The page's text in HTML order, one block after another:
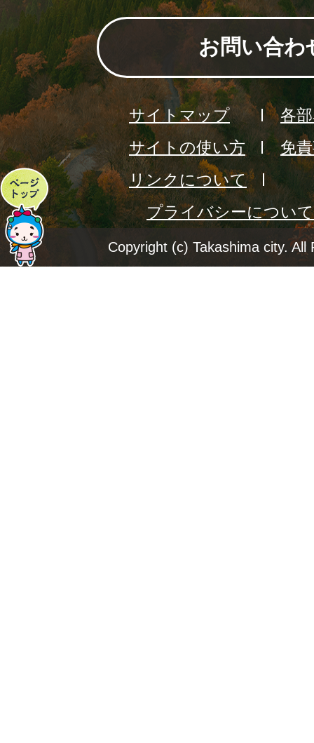
ペ
ー
ジ
お問い合わ
サイトマップ
各
サイトの使い方
免
リンクについて
プライバシーについて
Copyright (c) Takashima city. All